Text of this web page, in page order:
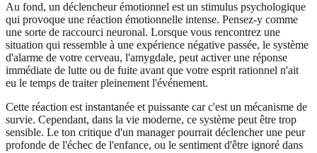
Au fond, un déclencheur émotionnel est un stimulus psychologique
qui provoque une réaction émotionnelle intense. Pensez-y comme
une sorte de raccourci neuronal. Lorsque vous rencontrez une
situation qui ressemble à une expérience négative passée, le système
d'alarme de votre cerveau, l'amygdale, peut activer une réponse
immédiate de lutte ou de fuite avant que votre esprit rationnel n'ait
eu le temps de traiter pleinement l'événement.
Cette réaction est instantanée et puissante car c'est un mécanisme de
survie. Cependant, dans la vie moderne, ce système peut être trop
sensible. Le ton critique d'un manager pourrait déclencher une peur
profonde de l'échec de l'enfance, ou le sentiment d'être ignoré dans